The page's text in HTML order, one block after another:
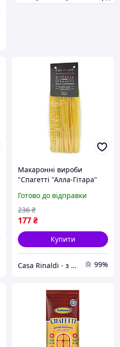
Макаронні вироби
"Спагетті "Алла-Гітара"
Готово до відправки
177₴
236 ₴
Купити
Casa Rinaldi - з Італії до вашого столу 99%